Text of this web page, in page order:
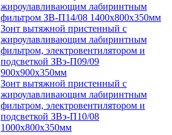
жироулавливающим лабиринтным
фильтром ЗВ-П14/08 1400х800х350мм
Зонт вытяжной пристенный с
жироулавливающим лабиринтным
фильтром, электровентилятором и
подсветкой ЗВэ-П09/09
900х900х350мм
Зонт вытяжной пристенный с
жироулавливающим лабиринтным
фильтром, электровентилятором и
подсветкой ЗВэ-П10/08
1000х800х350мм